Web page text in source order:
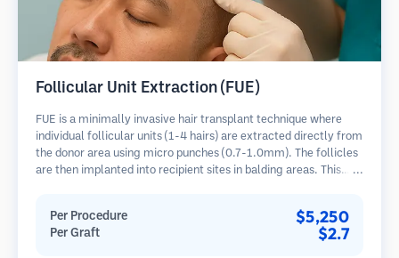
Follicular Unit Extraction (FUE)
FUE is a minimally invasive hair transplant technique where
individual follicular units (1-4 hairs) are extracted directly from
the donor area using micro punches (0.7-1.0mm). The follicles
are then implanted into recipient sites in balding areas. This
Per Procedure $5,250
Per Graft $2.7